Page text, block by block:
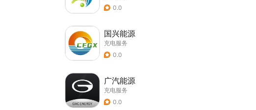
0.0
国兴能源
充电服务
0.0
广汽能源
充电服务
0.0